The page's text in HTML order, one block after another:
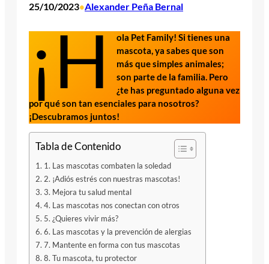
25/10/2023•Alexander Peña Bernal
¡H
ola Pet Family! Si tienes una
mascota, ya sabes que son
más que simples animales;
son parte de la familia. Pero
¿te has preguntado alguna vez
por qué son tan esenciales para nosotros?
¡Descubramos juntos!
Tabla de Contenido
1. Las mascotas combaten la soledad
2. ¡Adiós estrés con nuestras mascotas!
3. Mejora tu salud mental
4. Las mascotas nos conectan con otros
5. ¿Quieres vivir más?
6. Las mascotas y la prevención de alergias
7. Mantente en forma con tus mascotas
8. Tu mascota, tu protector